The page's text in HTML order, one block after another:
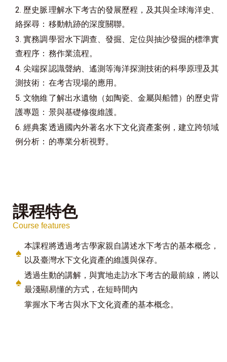
2. 歷史脈
絡探尋：
理解水下考古的發展歷程，及其與全球海洋史、
移動軌跡的深度關聯。
3. 實務調
查程序：
學習水下調查、發掘、定位與抽沙發掘的標準實
務作業流程。
4. 尖端探
測技術：
認識聲納、遙測等海洋探測技術的科學原理及其
在考古現場的應用。
5. 文物維
護專題：
了解出水遺物（如陶瓷、金屬與船體）的歷史背
景與基礎修復維護。
6. 經典案
例分析：
透過國內外著名水下文化資產案例，建立跨領域
的專業分析視野。
課程特色
Course features
♠
本課程將透過考古學家親自講述水下考古的基本概念，
以及臺灣水下文化資產的維護與保存。
♠
透過生動的講解，與實地走訪水下考古的最前線，將以
最淺顯易懂的方式，在短時間內
掌握水下考古與水下文化資產的基本概念。